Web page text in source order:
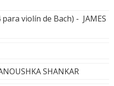
violín de Bach) - JAMES
SHANKAR